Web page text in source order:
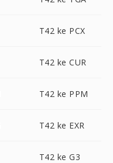
T42 ke PCX
T42 ke CUR
T42 ke PPM
T42 ke EXR
T42 ke G3